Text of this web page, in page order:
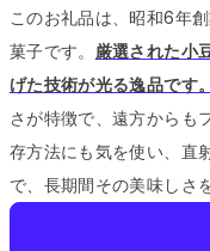
このお礼品は、昭和6年
菓子です。 厳選された小
げた技術が光る逸品です
さが特徴で、遠方からも
存方法にも気を使い、直
で、長期間その美味しさ